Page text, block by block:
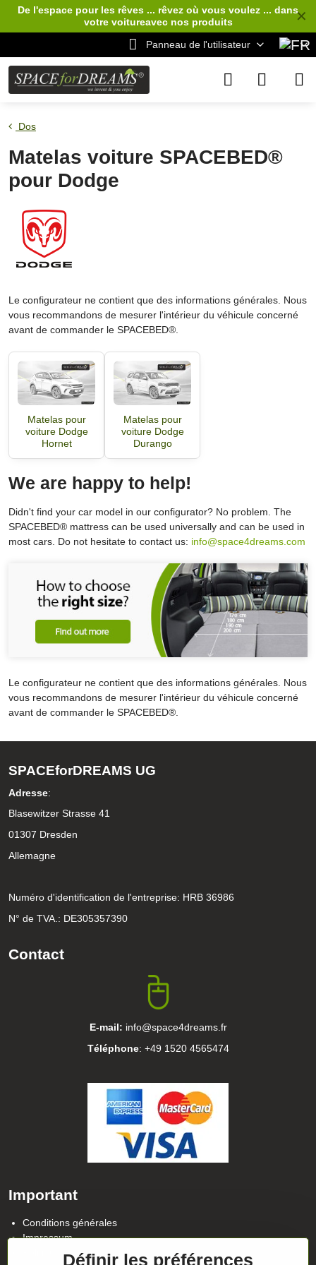
✕
De l'espace pour les rêves ... rêvez où vous voulez ... dans
votre voitureavec nos produits
Panneau de l'utilisateur
Dos
Matelas voiture SPACEBED®
pour Dodge
Le configurateur ne contient que des informations générales. Nous
vous recommandons de mesurer l'intérieur du véhicule concerné
avant de commander le SPACEBED®.
Matelas pour
voiture Dodge
Hornet
Matelas pour
voiture Dodge
Durango
We are happy to help!
Didn't find your car model in our configurator? No problem. The
SPACEBED® mattress can be used universally and can be used in
most cars. Do not hesitate to contact us: info@space4dreams.com
Le configurateur ne contient que des informations générales. Nous
vous recommandons de mesurer l'intérieur du véhicule concerné
avant de commander le SPACEBED®.
SPACEforDREAMS UG
Adresse:
Blasewitzer Strasse 41
01307 Dresden
Allemagne
Numéro d'identification de l'entreprise: HRB 36986
N° de TVA.: DE305357390
Contact
E-mail: info@space4dreams.fr
Téléphone: +49 1520 4565474
Important
Conditions générales
Impressum
Politique de confidentialité
Définir les préférences